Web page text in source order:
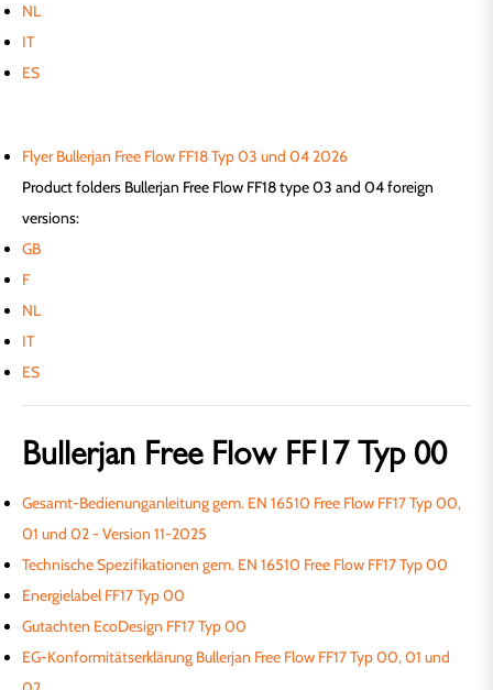
NL
IT
ES
Flyer Bullerjan Free Flow FF18 Typ 03 und 04 2026
Product folders Bullerjan Free Flow FF18 type 03 and 04 foreign
versions:
GB
F
NL
IT
ES
Bullerjan Free Flow FF17 Typ 00
Gesamt-Bedienunganleitung gem. EN 16510 Free Flow FF17 Typ 00,
01 und 02 - Version 11-2025
Technische Spezifikationen gem. EN 16510 Free Flow FF17 Typ 00
Energielabel FF17 Typ 00
Gutachten EcoDesign FF17 Typ 00
EG-Konformitätserklärung Bullerjan Free Flow FF17 Typ 00, 01 und